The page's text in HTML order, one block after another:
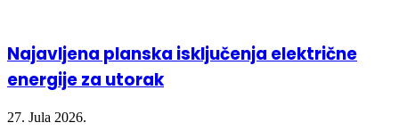
Najavljena planska isključenja električne
energije za utorak
27. Jula 2026.